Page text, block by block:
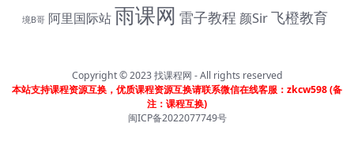
境B哥 阿里国际站雨课网 雷子教程 颜Sir飞橙教育
Copyright © 2023找课程网 - All rights reserved
本站支持课程资源互换，优质课程资源互换请联系微信在线客服：zkcw598 (备
注：课程互换)
闽ICP备2022077749号